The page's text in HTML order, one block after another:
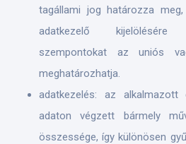
tagállami jog határozza
adatkezelő
szempontokat az uniós
meghatározhatja.
adatkezelés: az alkalmazott
adaton végzett bármely
összessége, így különösen